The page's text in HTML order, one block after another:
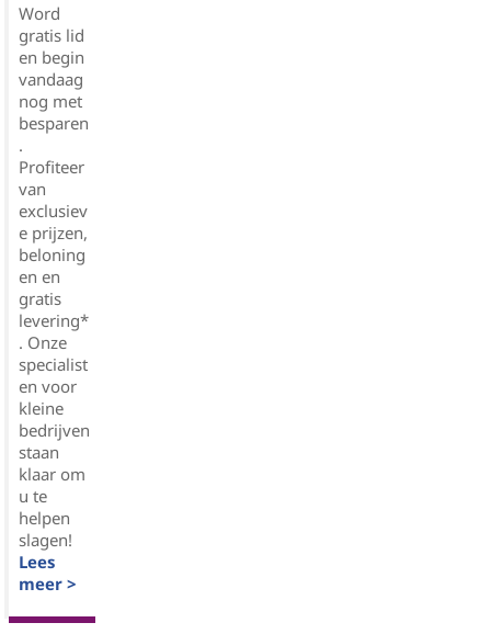
Word
gratis lid
en begin
vandaag
nog met
besparen
.
Profiteer
van
exclusiev
e prijzen,
beloning
en en
gratis
levering*
. Onze
specialist
en voor
kleine
bedrijven
staan
klaar om
u te
helpen
slagen!
Lees
meer >